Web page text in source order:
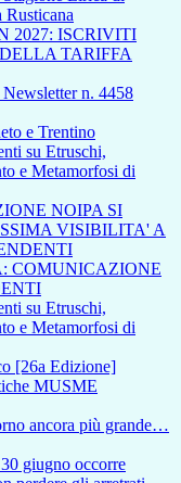
Rusticana
2027: ISCRIVITI
TARIFFA
n. 4458
e Trentino
su Etruschi,
e Metamorfosi di
NOIPA SI
VISIBILITA' A
COMUNICAZIONE
su Etruschi,
e Metamorfosi di
[26a Edizione]
MUSME
ancora più grande…
giugno occorre